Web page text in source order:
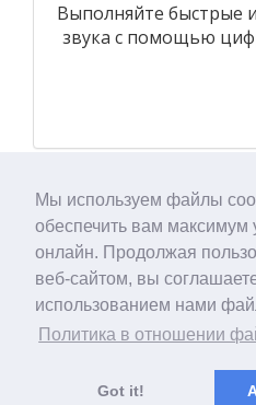
Мы используем файлы
обеспечить вам максимум
онлайн. Продолжая
веб-сайтом, вы
использованием нами
Политика в отношении
Got it!
Выполняйте быстрые
звука с помощью